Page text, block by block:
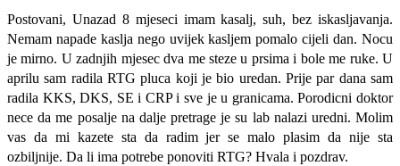
Postovani, Unazad 8 mjeseci imam kasalj, suh, bez iskasljavanja.
Nemam napade kaslja nego uvijek kasljem pomalo cijeli dan. Nocu
je mirno. U zadnjih mjesec dva me steze u prsima i bole me ruke. U
aprilu sam radila RTG pluca koji je bio uredan. Prije par dana sam
radila KKS, DKS, SE i CRP i sve je u granicama. Porodicni doktor
nece da me posalje na dalje pretrage je su lab nalazi uredni. Molim
vas da mi kazete sta da radim jer se malo plasim da nije sta
ozbiljnije. Da li ima potrebe ponoviti RTG? Hvala i pozdrav.